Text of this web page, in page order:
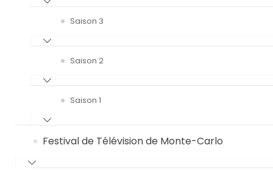
Saison 3
Saison 2
Saison 1
Festival de Télévision de Monte-Carlo